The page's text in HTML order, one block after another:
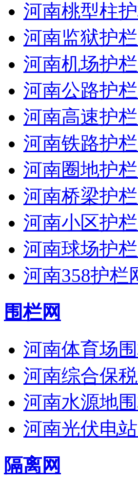
河南桃型柱
河南监狱护
河南机场护
河南公路护
河南高速护
河南铁路护
河南圈地护
河南桥梁护
河南小区护
河南球场护
河南358护栏
围栏网
河南体育场
河南综合保
河南水源地
河南光伏电
隔离网